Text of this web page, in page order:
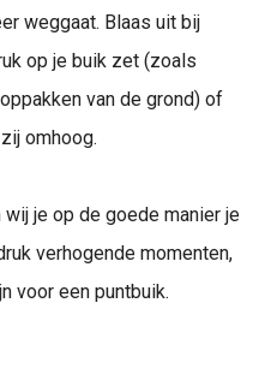
weggaat. Blaas uit bij
op je buik zet (zoals
van de grond) of
omhoog.
wij je op de goede manier je
verhogende momenten,
voor een puntbuik.